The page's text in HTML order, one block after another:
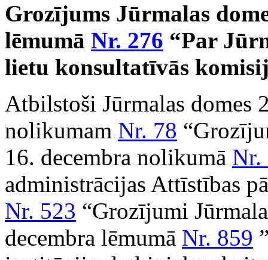
Grozījums Jūrmalas
lēmumā Nr. 276 “Par
lietu konsultatīvās
Atbilstoši Jūrmalas domes
nolikumam Nr. 78
16. decembra nolikumā Nr.
administrācijas Attīstības
Nr. 523 “Grozījumi
decembra lēmumā Nr. 859